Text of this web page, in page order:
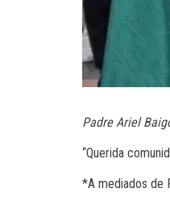
Padre Ariel
“Querida
*A mediados de